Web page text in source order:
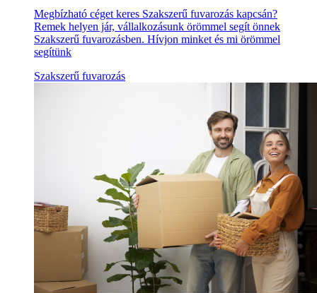
Megbízható céget keres Szakszerű fuvarozás kapcsán?
Remek helyen jár, vállalkozásunk örömmel segít önnek
Szakszerű fuvarozásben. Hívjon minket és mi örömmel
segítünk
Szakszerű fuvarozás